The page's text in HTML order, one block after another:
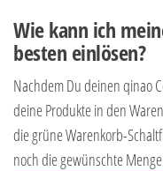
Wie kann ich
besten einlösen?
Nachdem Du deinen qinao
deine Produkte in den
die grüne Warenkorb-
noch die gewünschte